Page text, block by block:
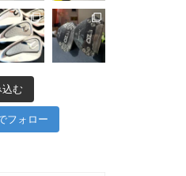
む
フォロー